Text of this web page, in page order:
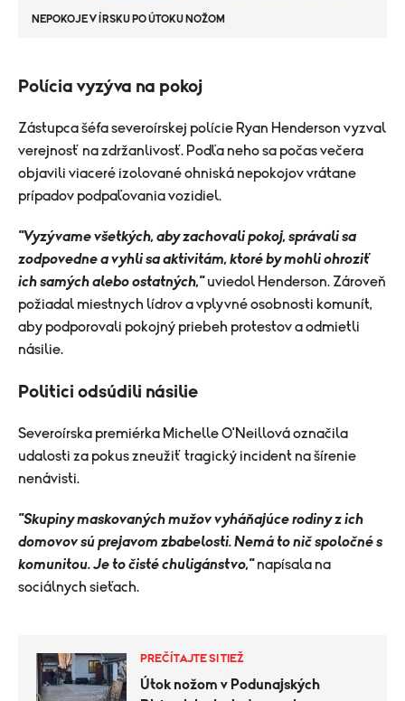
NEPOKOJE V ÍRSKU PO ÚTOKU NOŽOM
Polícia vyzýva na pokoj
Zástupca šéfa severoírskej polície Ryan Henderson vyzval
verejnosť na zdržanlivosť. Podľa neho sa počas večera
objavili viaceré izolované ohniská nepokojov vrátane
prípadov podpaľovania vozidiel.
"Vyzývame všetkých, aby zachovali pokoj, správali sa
zodpovedne a vyhli sa aktivitám, ktoré by mohli ohroziť
ich samých alebo ostatných,"uviedol Henderson. Zároveň
požiadal miestnych lídrov a vplyvné osobnosti komunít,
aby podporovali pokojný priebeh protestov a odmietli
násilie.
Politici odsúdili násilie
Severoírska premiérka Michelle O'Neillová označila
udalosti za pokus zneužiť tragický incident na šírenie
nenávisti.
"Skupiny maskovaných mužov vyháňajúce rodiny z ich
domovov sú prejavom zbabelosti. Nemá to nič spoločné s
komunitou. Je to čisté chuligánstvo,"napísala na
sociálnych sieťach.
PREČÍTAJTE SI TIEŽ
Útok nožom v Podunajských